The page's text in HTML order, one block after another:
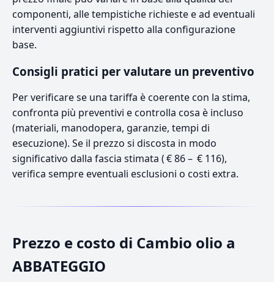
componenti, alle tempistiche richieste e ad eventuali
interventi aggiuntivi rispetto alla configurazione
base.
Consigli pratici per valutare un preventivo
Per verificare se una tariffa è coerente con la stima,
confronta più preventivi e controlla cosa è incluso
(materiali, manodopera, garanzie, tempi di
esecuzione). Se il prezzo si discosta in modo
significativo dalla fascia stimata ( € 86 – € 116),
verifica sempre eventuali esclusioni o costi extra.
Prezzo e costo di Cambio olio a
ABBATEGGIO